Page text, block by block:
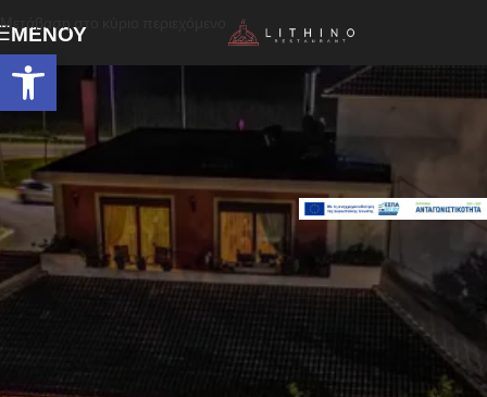
Ανοίξτε τη γραμμή εργαλείων
Μετάβαση στο κύριο περιεχόμενο
ΜΕΝΟΎ